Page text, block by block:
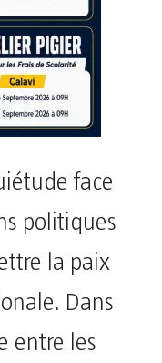
face
politiques
la paix
Dans
entre les